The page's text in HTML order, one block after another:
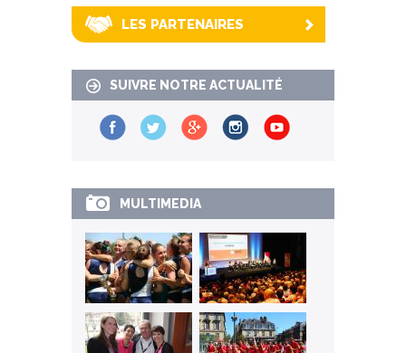
LES PARTENAIRES
SUIVRE NOTRE ACTUALITÉ
MULTIMEDIA